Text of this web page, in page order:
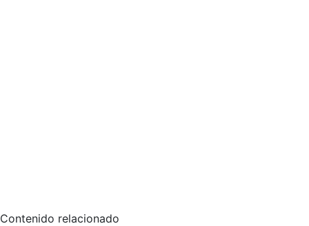
Contenido relacionado